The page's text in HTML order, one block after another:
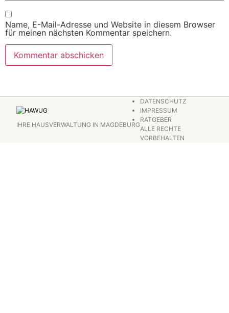
Name, E-Mail-Adresse und Website in diesem Browser
für meinen nächsten Kommentar speichern.
IHRE HAUSVERWALTUNG IN MAGDEBURG
DATENSCHUTZ
IMPRESSUM
RATGEBER
ALLE RECHTE
VORBEHALTEN